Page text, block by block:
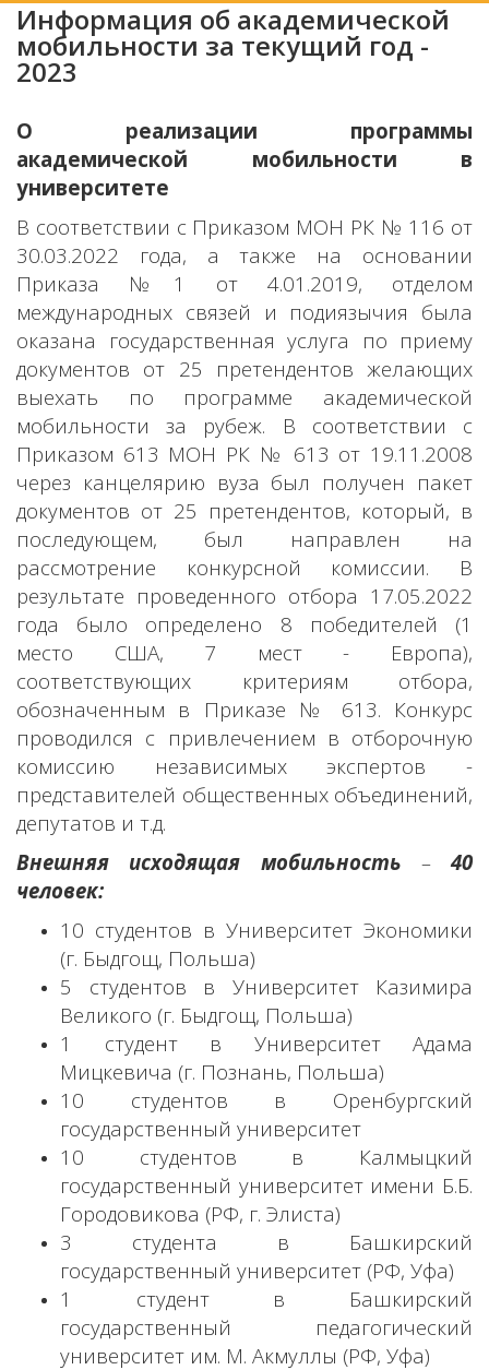
Информация об академической
мобильности за текущий год -
2023
О реализации программы
академической мобильности в
университете
В соответствии с Приказом МОН РК № 116 от
30.03.2022 года, а также на основании
Приказа №1 от 4.01.2019, отделом
международных связей и подиязычия была
оказана государственная услуга по приему
документов от 25 претендентов желающих
выехать по программе академической
мобильности за рубеж. В соответствии с
Приказом 613 МОН РК № 613 от 19.11.2008
через канцелярию вуза был получен пакет
документов от 25 претендентов, который, в
последующем, был направлен на
рассмотрение конкурсной комиссии. В
результате проведенного отбора 17.05.2022
года было определено 8 победителей (1
место США, 7 мест - Европа),
соответствующих критериям отбора,
обозначенным в Приказе № 613. Конкурс
проводился с привлечением в отборочную
комиссию независимых экспертов -
представителей общественных объединений,
депутатов и т.д.
Внешняя исходящая мобильность –40
человек:
10 студентов в Университет Экономики
(г. Быдгощ, Польша)
5 студентов в Университет Казимира
Великого (г. Быдгощ, Польша)
1 студент в Университет Адама
Мицкевича (г. Познань, Польша)
10 студентов в Оренбургский
государственный университет
10 студентов в Калмыцкий
государственный университет имени Б.Б.
Городовикова (РФ, г. Элиста)
3 студента в Башкирский
государственный университет (РФ, Уфа)
1 студент в Башкирский
государственный педагогический
университет им. М. Акмуллы (РФ, Уфа)